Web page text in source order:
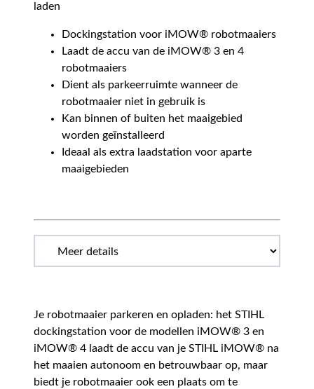
laden
Dockingstation voor iMOW® robotmaaiers
Laadt de accu van de iMOW® 3 en 4
robotmaaiers
Dient als parkeerruimte wanneer de
robotmaaier niet in gebruik is
Kan binnen of buiten het maaigebied
worden geïnstalleerd
Ideaal als extra laadstation voor aparte
maaigebieden
Je robotmaaier parkeren en opladen: het STIHL
dockingstation voor de modellen iMOW® 3 en
iMOW® 4 laadt de accu van je STIHL iMOW® na
het maaien autonoom en betrouwbaar op, maar
biedt je robotmaaier ook een plaats om te